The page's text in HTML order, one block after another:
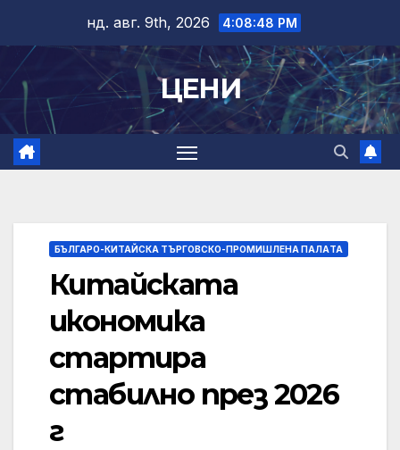
content
нд. авг. 9th, 2026 4:08:49 PM
ЦЕНИ
БЪЛГАРО-КИТАЙСКА ТЪРГОВСКО-ПРОМИШЛЕНА ПАЛAТА
Китайската
икономика
стартира
стабилно през 2026
г